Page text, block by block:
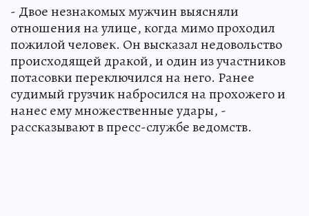
- Двое незнакомых мужчин выясняли
отношения на улице, когда мимо проходил
пожилой человек. Он высказал недовольство
происходящей дракой, и один из участников
потасовки переключился на него. Ранее
судимый грузчик набросился на прохожего и
нанес ему множественные удары, -
рассказывают в пресс-службе ведомств.